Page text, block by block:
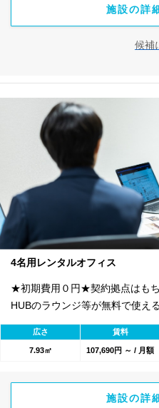
施設の詳
候補
4名用レンタルオフィス
★初期費用０円★契約拠点はも
HUBのラウンジ等が無料で使え
1800のワークスペースが利用
広さ 賃料
7.93㎡ 107,690円 ～ / 月額
施設の詳